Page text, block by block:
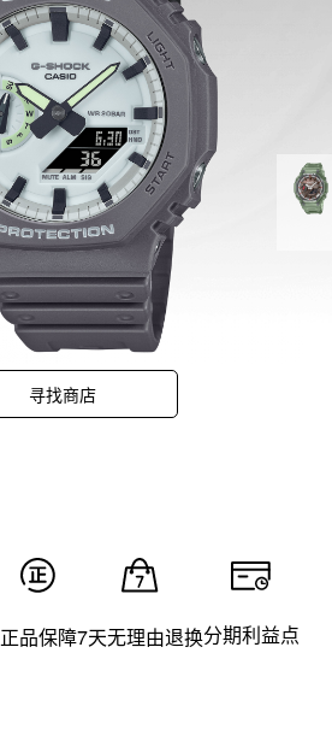
寻找商店
正品保障7天无理由退换分期利益点